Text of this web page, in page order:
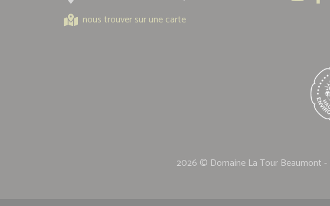
nous trouver sur une carte
2026 © Domaine La Tour Beaumont -